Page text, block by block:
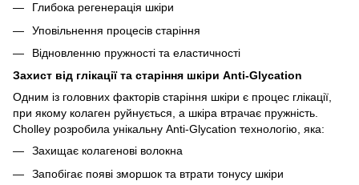
Глибока регенерація шкіри
Уповільнення процесів старіння
Відновленню пружності та еластичності
Захист від глікації та старіння шкіри Anti-Glycation
Одним із головних факторів старіння шкіри є процес глікації,
при якому колаген руйнується, а шкіра втрачає пружність.
Cholley розробила унікальну Anti-Glycation технологію, яка:
Захищає колагенові волокна
Запобігає появі зморшок та втрати тонусу шкіри